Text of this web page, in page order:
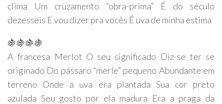
clima Um cruzamento “obra-prima” É do século
dezesseis E vou dizer pra vocês É uva de minha estima
🍇🍇🍇🍇
A francesa Merlot O seu significado Diz-se ter se
originado Do pássaro “merle” pequeno Abundante em
terreno Onde a uva era plantada Sua cor preto
azulada Seu gosto por ela madura Era a praga da